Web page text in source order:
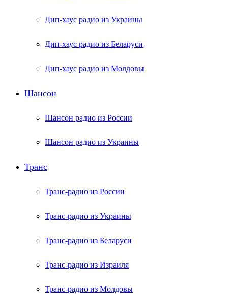
Дип-хаус радио из Украины
Дип-хаус радио из Беларуси
Дип-хаус радио из Молдовы
Шансон
Шансон радио из России
Шансон радио из Украины
Транс
Транс-радио из России
Транс-радио из Украины
Транс-радио из Беларуси
Транс-радио из Израиля
Транс-радио из Молдовы